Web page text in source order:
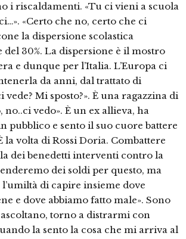
i riscaldamenti. «Tu ci vieni a scuola
«Certo che no, certo che ci
la dispersione scolastica
30%. La dispersione è il mostro
e dunque per l’Italia. L’Europa ci
da anni, dal trattato di
vede? Mi sposto?». È una ragazzina di
no..ci vedo». È un ex allieva, ha
pubblico e sento il suo cuore battere
la volta di Rossi Doria. Combattere
dei benedetti interventi contro la
dei soldi per questo, ma
di capire insieme dove
e dove abbiamo fatto male». Sono
torno a distrarmi con
la sento la cosa che mi arriva al